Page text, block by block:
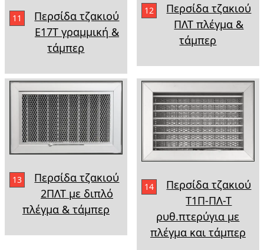
11
Περσίδα τζακιού
Ε17Τ γραμμική &
τάμπερ
12
Περσίδα τζακιού
ΠΛΤ πλέγμα &
τάμπερ
13
Περσίδα τζακιού
2ΠΛΤ με διπλό
πλέγμα & τάμπερ
14
Περσίδα τζακιού
Τ1Π-ΠΛ-Τ
ρυθ.πτερύγια με
πλέγμα και τάμπερ